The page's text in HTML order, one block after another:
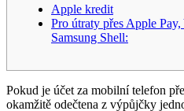
Apple kredit
Pro útraty přes Apple
Samsung Shell:
Pokud je účet za mobilní telefon
okamžitě odečtena z výpůjčky